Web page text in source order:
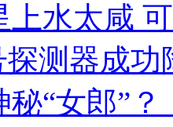
上水太咸
探测器成功
秘“女郎”？